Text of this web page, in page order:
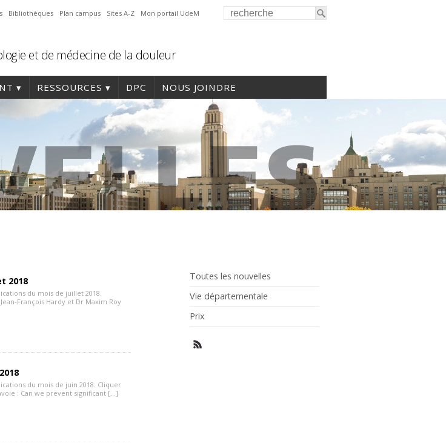
Bibliothèques Plan campus Sites A-Z Mon portail UdeM
et de médecine de la douleur
RESSOURCES DPC NOUS JOINDRE
2018
du mois de juillet 2018.
François Hardy et Dr Maxim Roy
du mois de juin 2018. Cliquer
: Can we prevent significant […]
Toutes les nouvelles
Vie départementale
Prix